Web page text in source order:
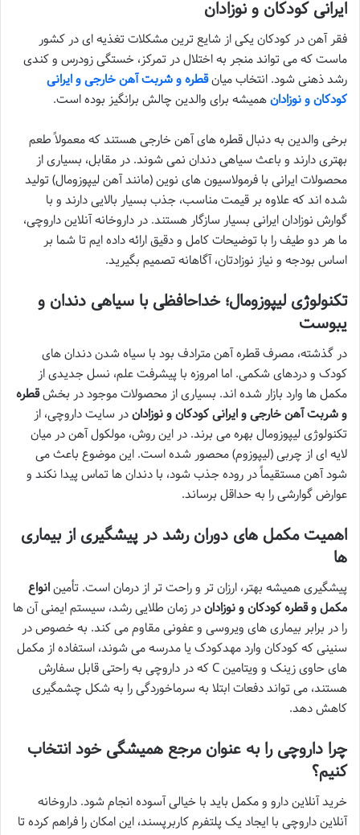
ایرانی کودکان و نوزادان
فقر آهن در کودکان یکی از شایع ترین مشکلات تغذیه ای در کشور
ماست که می تواند منجر به اختلال در تمرکز، خستگی زودرس و کندی
رشد ذهنی شود. انتخاب میانقطره و شربت آهن خارجی و ایرانی
کودکان و نوزادانهمیشه برای والدین چالش برانگیز بوده است.
برخی والدین به دنبال قطره های آهن خارجی هستند که معمولاً طعم
بهتری دارند و باعث سیاهی دندان نمی شوند. در مقابل، بسیاری از
محصولات ایرانی با فرمولاسیون های نوین (مانند آهن لیپوزومال) تولید
شده اند که علاوه بر قیمت مناسب، جذب بسیار بالایی دارند و با
گوارش نوزادان ایرانی بسیار سازگار هستند. در داروخانه آنلاین داروچی،
ما هر دو طیف را با توضیحات کامل و دقیق ارائه داده ایم تا شما بر
اساس بودجه و نیاز نوزادتان، آگاهانه تصمیم بگیرید.
تکنولوژی لیپوزومال؛ خداحافظی با سیاهی دندان و
یبوست
در گذشته، مصرف قطره آهن مترادف بود با سیاه شدن دندان های
کودک و دردهای شکمی. اما امروزه با پیشرفت علم، نسل جدیدی از
مکمل ها وارد بازار شده اند. بسیاری از محصولات موجود در بخشقطره
و شربت آهن خارجی و ایرانی کودکان و نوزاداندر سایت داروچی، از
تکنولوژی لیپوزومال بهره می برند. در این روش، مولکول آهن در میان
لایه ای از چربی (لیپوزوم) محصور شده است. این موضوع باعث می
شود آهن مستقیماً در روده جذب شود، با دندان ها تماس پیدا نکند و
عوارض گوارشی را به حداقل برساند.
اهمیت مکمل های دوران رشد در پیشگیری از بیماری
ها
پیشگیری همیشه بهتر، ارزان تر و راحت تر از درمان است. تأمینانواع
مکمل و قطره کودکان و نوزاداندر زمان طلایی رشد، سیستم ایمنی آن ها
را در برابر بیماری های ویروسی و عفونی مقاوم می کند. به خصوص در
سنینی که کودکان وارد مهدکودک یا مدرسه می شوند، استفاده از مکمل
های حاوی زینک و ویتامین C که در داروچی به راحتی قابل سفارش
هستند، می تواند دفعات ابتلا به سرماخوردگی را به شکل چشمگیری
کاهش دهد.
چرا داروچی را به عنوان مرجع همیشگی خود انتخاب
کنیم؟
خرید آنلاین دارو و مکمل باید با خیالی آسوده انجام شود. داروخانه
آنلاین داروچی با ایجاد یک پلتفرم کاربرپسند، این امکان را فراهم کرده تا